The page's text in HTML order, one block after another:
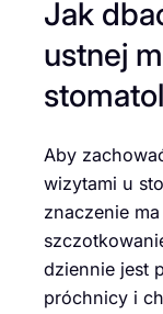
Jak
ustnej
Aby
wizytami u
znaczenie
dziennie jest
próchnicy i